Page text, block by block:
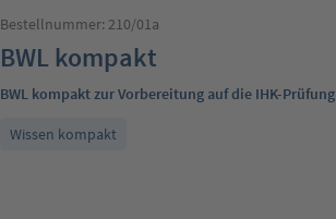
Bestellnummer: 210/01a
BWL kompakt
BWL kompakt zur Vorbereitung auf die IHK-Prüfung
Wissen kompakt